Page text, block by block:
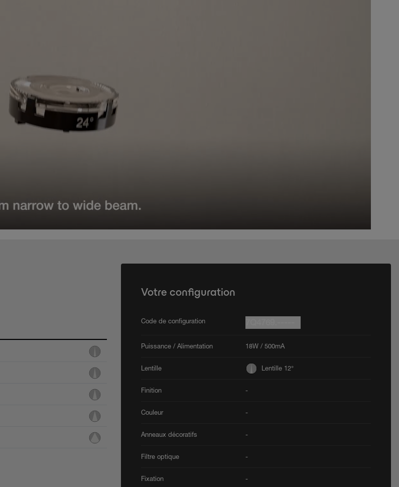
Votre configuration
Code de configuration
Puissance / Alimentation 18W / 500mA
Lentille Lentille 12°
Finition -
Couleur -
Anneaux décoratifs -
Filtre optique -
Fixation -